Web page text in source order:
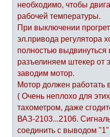
необходимо, чтобы
рабочей температуры.
При выключении
эл.привода регулятора
полностью выдвинуться
разъелиняем штекер от
заводим мотор.
Мотор должен работать
( Очень неплохо для
тахометром, даже
ВАЗ-2103...2106.
соединить с выводом "1"